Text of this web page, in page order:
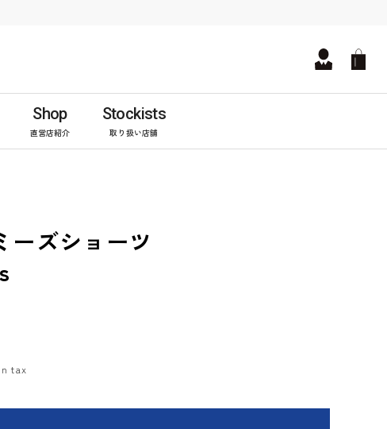
Shop
直営店紹介
Stockists
取り扱い店舗
ーズショーツ